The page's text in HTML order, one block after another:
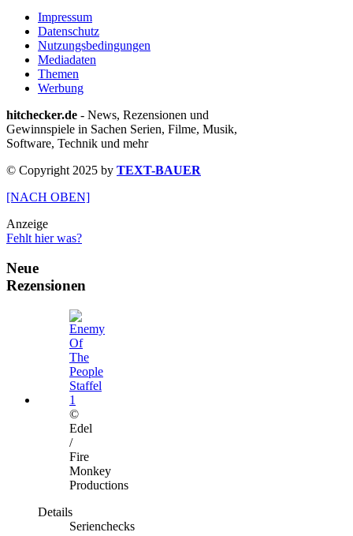
Impressum
Datenschutz
Nutzungsbedingungen
Mediadaten
Themen
Werbung
hitchecker.de - News, Rezensionen und
Gewinnspiele in Sachen Serien, Filme, Musik,
Software, Technik und mehr
© Copyright 2025 by TEXT-BAUER
[NACH OBEN]
Anzeige
Fehlt hier was?
Neue
Rezensionen
©
Edel
/
Fire
Monkey
Productions
Details
Serienchecks